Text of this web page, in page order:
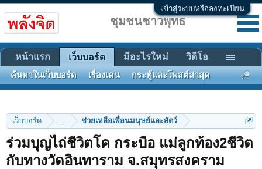
เข้าสู่ระบบหรือลงทะเบียน
เว็บบอร์ด ... ช่วยเหลือเพื่อนมนุษย์และสัตว์
ร่วมบุญไถ่ชีวิตโค กระบือ แม่ลูกท้อง2ชีวิต
กับทางวัดอินทาราม จ.สมุทรสงคราม
ชุมชนชาวพุทธ
หน้าแรก เว็บบอร์ด
ค้นหาในเว็บบอร์ด เรื่องเด่น กระทู้และโพสต์ล่าสุด
มีอะไรใหม่ วิดีโอ